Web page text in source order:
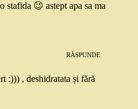
stafida 😉 astept apa sa ma
RĂSPUNDE
:))) , deshidratata și fără